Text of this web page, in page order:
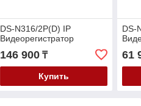
DS-N316/2P(D) IP
Видеорегистратор
146 900₸
Купить
DS-
61